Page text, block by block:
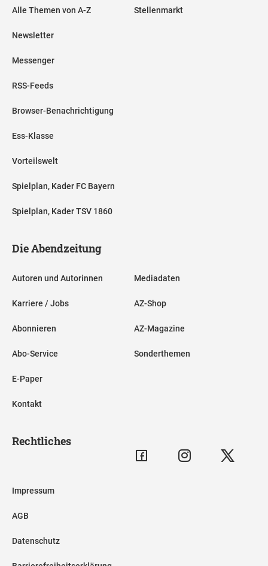
Alle Themen von A-Z
Newsletter
Messenger
RSS-Feeds
Browser-Benachrichtigung
Ess-Klasse
Vorteilswelt
Spielplan, Kader FC Bayern
Spielplan, Kader TSV 1860
Stellenmarkt
Die Abendzeitung
Autoren und Autorinnen
Karriere / Jobs
Abonnieren
Abo-Service
E-Paper
Kontakt
Mediadaten
AZ-Shop
AZ-Magazine
Sonderthemen
Rechtliches
Impressum
AGB
Datenschutz